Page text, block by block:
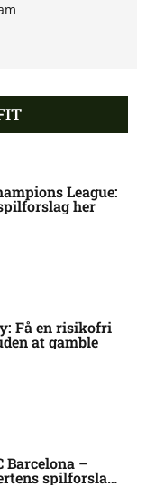
League:
her
Få en risikofri
at gamble
Barcelona –
spilforslag